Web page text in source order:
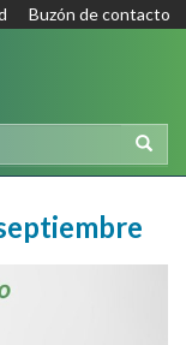
Buzón de contacto